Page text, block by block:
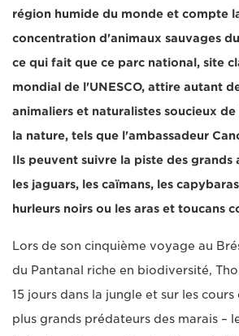
région humide du monde et compte
concentration d'animaux sauvages
ce qui fait que ce parc national, site
mondial de l'UNESCO, attire autant
animaliers et naturalistes soucieux
la nature, tels que l'ambassadeur
Ils peuvent suivre la piste des grands
les jaguars, les caïmans, les
hurleurs noirs ou les aras et toucans
Lors de son cinquième voyage au
du Pantanal riche en biodiversité,
15 jours dans la jungle et sur les
plus grands prédateurs des marais –